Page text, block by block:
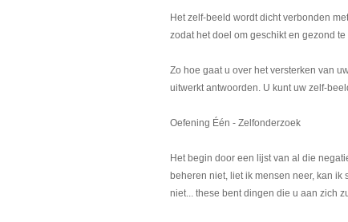
Het zelf-beeld wordt dicht verbonden
zodat het doel om geschikt en gezond
Zo hoe gaat u over het versterken van
uitwerkt antwoorden. U kunt uw zelf-
Oefening Één - Zelfonderzoek
Het begin door een lijst van al die
beheren niet, liet ik mensen neer, kan
niet... these bent dingen die u aan zich